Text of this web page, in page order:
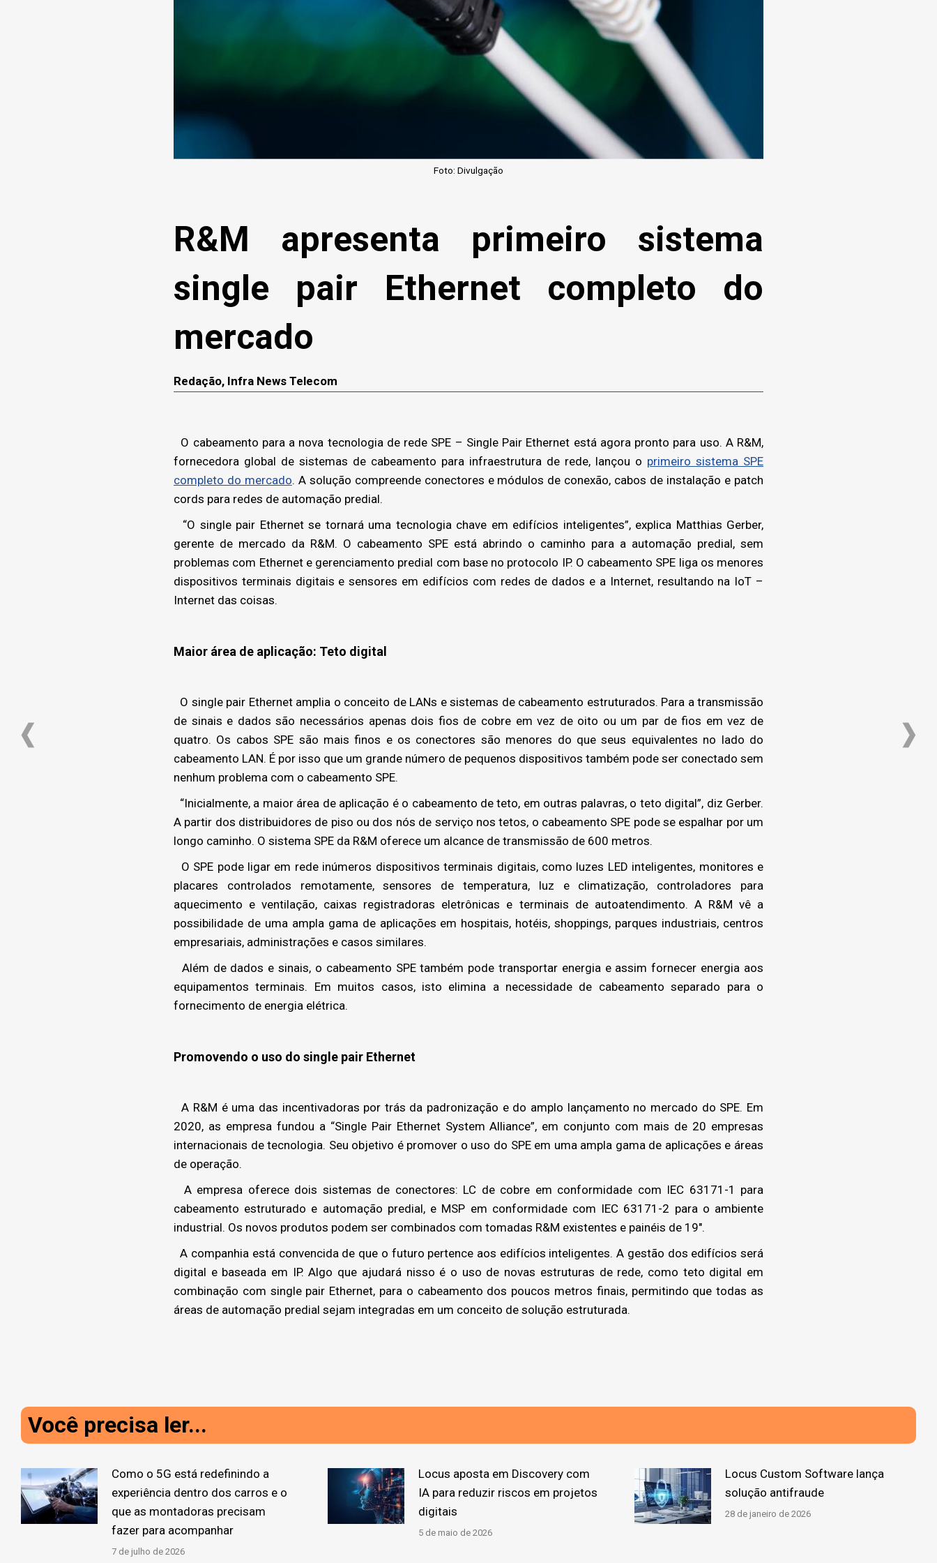
Foto: Divulgação
R&M apresenta primeiro sistema
single pair Ethernet completo do
mercado
Redação, Infra News Telecom
O cabeamento para a nova tecnologia de rede SPE – Single Pair Ethernet está agora pronto para uso. A R&M,
fornecedora global de sistemas de cabeamento para infraestrutura de rede, lançou o primeiro sistema SPE
completo do mercado. A solução compreende conectores e módulos de conexão, cabos de instalação e patch
cords para redes de automação predial.
“O single pair Ethernet se tornará uma tecnologia chave em edifícios inteligentes”, explica Matthias Gerber,
gerente de mercado da R&M. O cabeamento SPE está abrindo o caminho para a automação predial, sem
problemas com Ethernet e gerenciamento predial com base no protocolo IP. O cabeamento SPE liga os menores
dispositivos terminais digitais e sensores em edifícios com redes de dados e a Internet, resultando na IoT –
Internet das coisas.
Maior área de aplicação: Teto digital
O single pair Ethernet amplia o conceito de LANs e sistemas de cabeamento estruturados. Para a transmissão
de sinais e dados são necessários apenas dois fios de cobre em vez de oito ou um par de fios em vez de
quatro. Os cabos SPE são mais finos e os conectores são menores do que seus equivalentes no lado do
cabeamento LAN. É por isso que um grande número de pequenos dispositivos também pode ser conectado sem
nenhum problema com o cabeamento SPE.
“Inicialmente, a maior área de aplicação é o cabeamento de teto, em outras palavras, o teto digital”, diz Gerber.
A partir dos distribuidores de piso ou dos nós de serviço nos tetos, o cabeamento SPE pode se espalhar por um
longo caminho. O sistema SPE da R&M oferece um alcance de transmissão de 600 metros.
O SPE pode ligar em rede inúmeros dispositivos terminais digitais, como luzes LED inteligentes, monitores e
placares controlados remotamente, sensores de temperatura, luz e climatização, controladores para
aquecimento e ventilação, caixas registradoras eletrônicas e terminais de autoatendimento. A R&M vê a
possibilidade de uma ampla gama de aplicações em hospitais, hotéis, shoppings, parques industriais, centros
empresariais, administrações e casos similares.
Além de dados e sinais, o cabeamento SPE também pode transportar energia e assim fornecer energia aos
equipamentos terminais. Em muitos casos, isto elimina a necessidade de cabeamento separado para o
fornecimento de energia elétrica.
Promovendo o uso do single pair Ethernet
A R&M é uma das incentivadoras por trás da padronização e do amplo lançamento no mercado do SPE. Em
2020, as empresa fundou a “Single Pair Ethernet System Alliance”, em conjunto com mais de 20 empresas
internacionais de tecnologia. Seu objetivo é promover o uso do SPE em uma ampla gama de aplicações e áreas
de operação.
A empresa oferece dois sistemas de conectores: LC de cobre em conformidade com IEC 63171-1 para
cabeamento estruturado e automação predial, e MSP em conformidade com IEC 63171-2 para o ambiente
industrial. Os novos produtos podem ser combinados com tomadas R&M existentes e painéis de 19″.
A companhia está convencida de que o futuro pertence aos edifícios inteligentes. A gestão dos edifícios será
digital e baseada em IP. Algo que ajudará nisso é o uso de novas estruturas de rede, como teto digital em
combinação com single pair Ethernet, para o cabeamento dos poucos metros finais, permitindo que todas as
áreas de automação predial sejam integradas em um conceito de solução estruturada.
Você precisa ler...
Como o 5G está redefinindo a
experiência dentro dos carros e o
que as montadoras precisam
fazer para acompanhar
7 de julho de 2026
Locus aposta em Discovery com
IA para reduzir riscos em projetos
digitais
5 de maio de 2026
Locus Custom Software lança
solução antifraude
28 de janeiro de 2026